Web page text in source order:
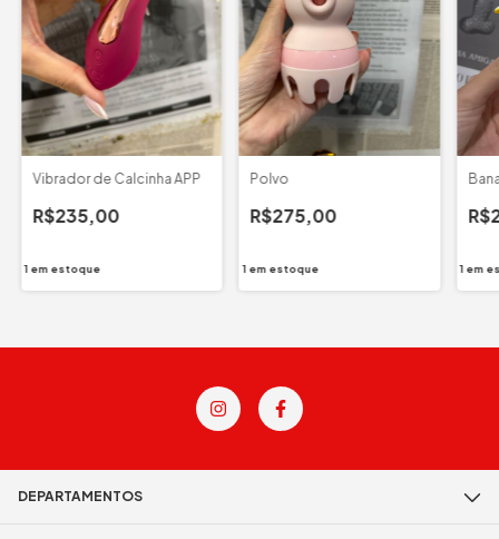
Vibrador de Calcinha APP
R$235,00
1 em estoque
Polvo
R$275,00
1 em estoque 1 em
DEPARTAMENTOS